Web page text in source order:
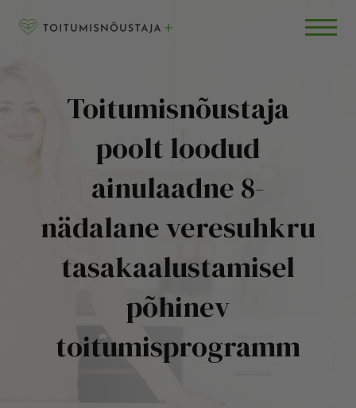
KKK
Toitumisnõustaja
poolt loodud
ainulaadne 8-
nädalane veresuhkru
tasakaalustamisel
põhinev
toitumisprogramm